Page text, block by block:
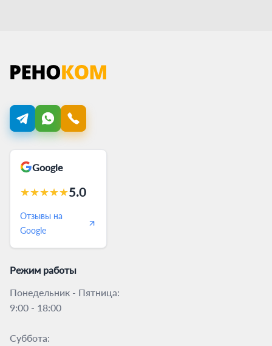
Google
★★★★★5.0
Отзывы на
Google
Режим работы
Понедельник - Пятница:
9:00 - 18:00
Суббота: